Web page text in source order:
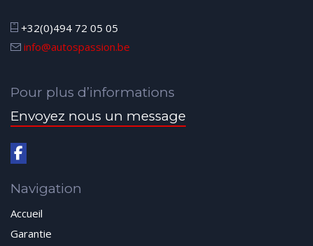
+32(0)494 72 05 05
info@autospassion.be
Pour plus d’informations
Envoyez nous un message
Navigation
Accueil
Garantie